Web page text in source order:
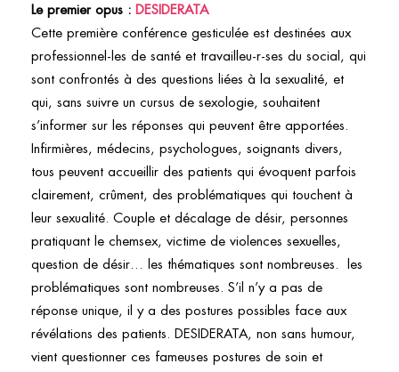
Le premier opus : DESIDERATA
Cette première conférence gesticulée est destinées aux
professionnel-les de santé et travailleu-r-ses du social, qui
sont confrontés à des questions liées à la sexualité, et
qui, sans suivre un cursus de sexologie, souhaitent
s’informer sur les réponses qui peuvent être apportées.
Infirmières, médecins, psychologues, soignants divers,
tous peuvent accueillir des patients qui évoquent parfois
clairement, crûment, des problématiques qui touchent à
leur sexualité. Couple et décalage de désir, personnes
pratiquant le chemsex, victime de violences sexuelles,
question de désir… les thématiques sont nombreuses.
les
problématiques sont nombreuses. S’il n’y a pas de
réponse unique, il y a des postures possibles face aux
révélations des patients.
DESIDERATA, non sans humour,
vient questionner ces fameuses postures de soin et